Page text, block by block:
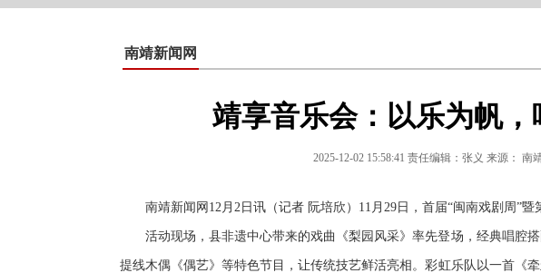
南靖新闻网
靖享音乐会：以乐为帆，
2025-12-02 15:58:41 责任编辑：张义 来源： 南
南靖新闻网12月2日讯（记者 阮培欣）11月29日，首届“闽南戏剧周”暨
活动现场，县非遗中心带来的戏曲《梨园风采》率先登场，经典唱腔
提线木偶《偶艺》等特色节目，让传统技艺鲜活亮相。彩虹乐队以一首《